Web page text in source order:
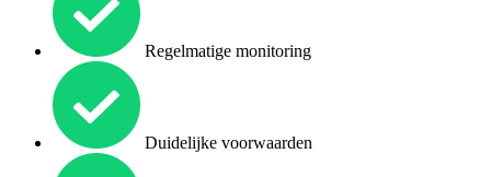
Regelmatige monitoring
Duidelijke voorwaarden